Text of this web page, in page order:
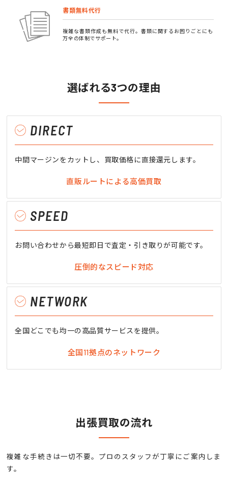
書類無料代行
複雑な書類作成も無料で代行。書類に関するお困りごとにも
万全の体制でサポート。
選ばれる3つの理由
DIRECT
中間マージンをカットし、買取価格に直接還元します。
直販ルートによる高価買取
SPEED
お問い合わせから最短即日で査定・引き取りが可能です。
圧倒的なスピード対応
NETWORK
全国どこでも均一の高品質サービスを提供。
全国11拠点のネットワーク
出張買取の流れ
複雑な手続きは一切不要。プロのスタッフが丁寧にご案内しま
す。